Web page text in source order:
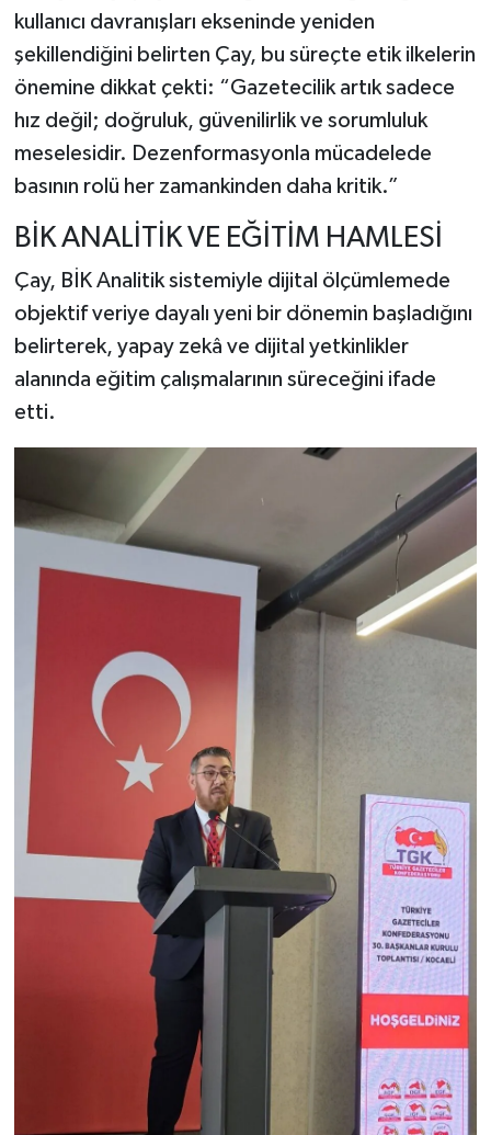
kullanıcı davranışları ekseninde yeniden
şekillendiğini belirten Çay, bu süreçte etik ilkelerin
önemine dikkat çekti: “Gazetecilik artık sadece
hız değil; doğruluk, güvenilirlik ve sorumluluk
meselesidir. Dezenformasyonla mücadelede
basının rolü her zamankinden daha kritik.”
BİK ANALİTİK VE EĞİTİM HAMLESİ
Çay, BİK Analitik sistemiyle dijital ölçümlemede
objektif veriye dayalı yeni bir dönemin başladığını
belirterek, yapay zekâ ve dijital yetkinlikler
alanında eğitim çalışmalarının süreceğini ifade
etti.